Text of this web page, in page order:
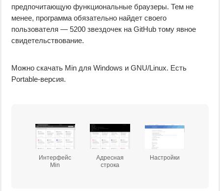
предпочитающую функциональные браузеры. Тем не
менее, программа обязательно найдет своего
пользователя — 5200 звездочек на GitHub тому явное
свидетельствование.
Можно скачать Min для Windows и GNU/Linux. Есть
Portable-версия.
Интерфейс
Min
Адресная
строка
Настройки